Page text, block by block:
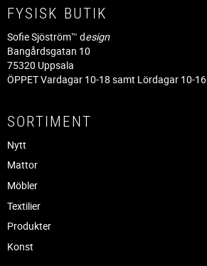
FYSISK BUTIK
Sofie Sjöström™ design
Bangårdsgatan 10
75320 Uppsala
ÖPPET Vardagar 10-18 samt Lördagar 10-16
SORTIMENT
Nytt
Mattor
Möbler
Textilier
Produkter
Konst